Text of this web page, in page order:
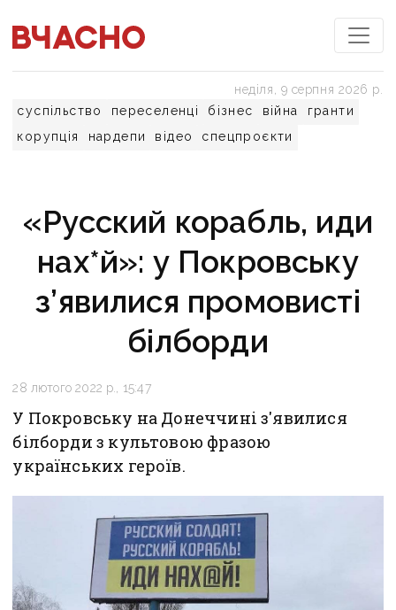
суспільство переселенці бізнес війна
гранти
корупція
нардепи відео спецпроєкти
неділя, 9 серпня 2026 р.
«Русский корабль, иди
нах*й»: у Покровську
з’явилися промовисті
білборди
28 лютого 2022 р., 15:47
У Покровську на Донеччині з'явилися
білборди з культовою фразою
українських героїв.